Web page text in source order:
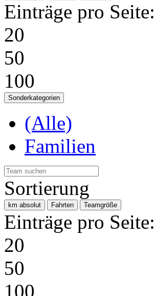
Einträge pro Seite:
20
50
100
Sonderkategorien
(Alle)
Familien
Sortierung
km absolut Fahrten Teamgröße
Einträge pro Seite:
20
50
100